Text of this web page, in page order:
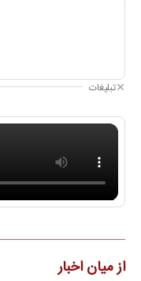
تبلیغات
از میان اخبار